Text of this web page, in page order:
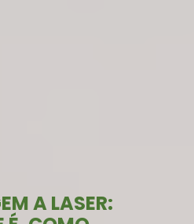
A LASER: